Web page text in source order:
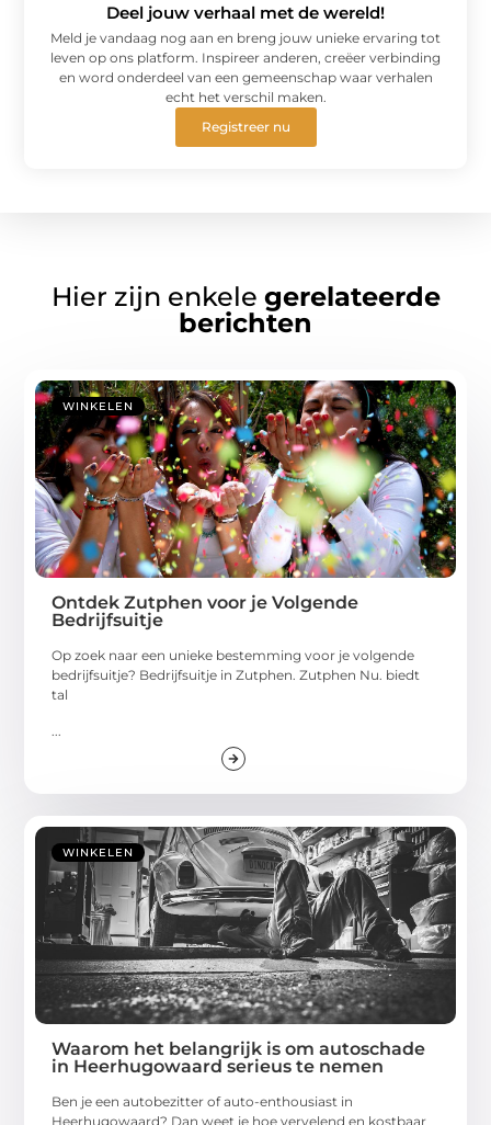
Deel jouw verhaal met de wereld!
Meld je vandaag nog aan en breng jouw unieke ervaring tot
leven op ons platform. Inspireer anderen, creëer verbinding
en word onderdeel van een gemeenschap waar verhalen
echt het verschil maken.
Registreer nu
Hier zijn enkele gerelateerde
berichten
WINKELEN
Ontdek Zutphen voor je Volgende
Bedrijfsuitje
Op zoek naar een unieke bestemming voor je volgende
bedrijfsuitje? Bedrijfsuitje in Zutphen. Zutphen Nu. biedt
tal
WINKELEN
Waarom het belangrijk is om autoschade
in Heerhugowaard serieus te nemen
Ben je een autobezitter of auto-enthousiast in
Heerhugowaard? Dan weet je hoe vervelend en kostbaar